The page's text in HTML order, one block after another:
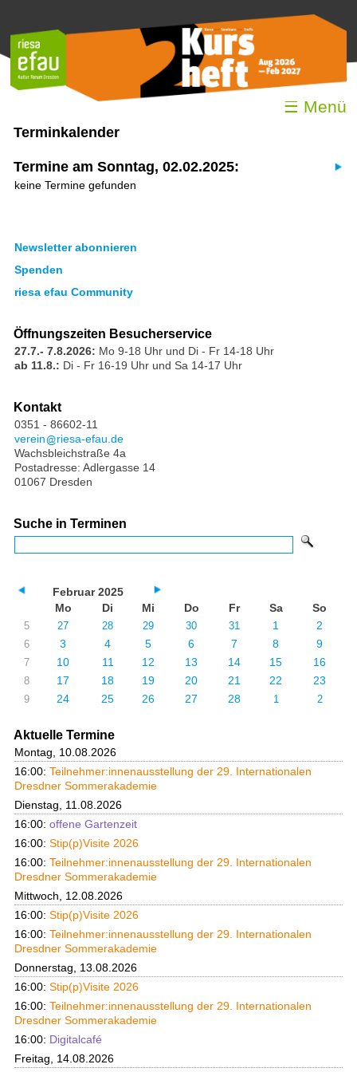
☰ Menü
Terminkalender
Termine am Sonntag, 02.02.2025:
keine Termine gefunden
Newsletter abonnieren
Spenden
riesa efau Community
Öffnungszeiten Besucherservice
27.7.- 7.8.2026: Mo 9-18 Uhr und Di - Fr 14-18 Uhr
ab 11.8.: Di - Fr 16-19 Uhr und Sa 14-17 Uhr
Kontakt
0351 - 86602-11
verein
riesa-efau.de
Wachsbleichstraße 4a
Postadresse: Adlergasse 14
01067 Dresden
Suche in Terminen
Februar 2025
Mo
Di Mi Do Fr Sa So
5 27 28 29 30 31 1 2
6 3 4 5 6 7 8 9
7 10 11 12 13 14 15 16
8 17 18 19 20 21 22 23
9 24 25 26 27 28 1 2
Aktuelle Termine
Montag, 10.08.2026
16:00: Teilnehmer:innenausstellung der 29. Internationalen
Dresdner Sommerakademie
Dienstag, 11.08.2026
16:00: offene Gartenzeit
16:00: Stip(p)Visite 2026
16:00: Teilnehmer:innenausstellung der 29. Internationalen
Dresdner Sommerakademie
Mittwoch, 12.08.2026
16:00: Stip(p)Visite 2026
16:00: Teilnehmer:innenausstellung der 29. Internationalen
Dresdner Sommerakademie
Donnerstag, 13.08.2026
16:00: Stip(p)Visite 2026
16:00: Teilnehmer:innenausstellung der 29. Internationalen
Dresdner Sommerakademie
16:00: Digitalcafé
Freitag, 14.08.2026